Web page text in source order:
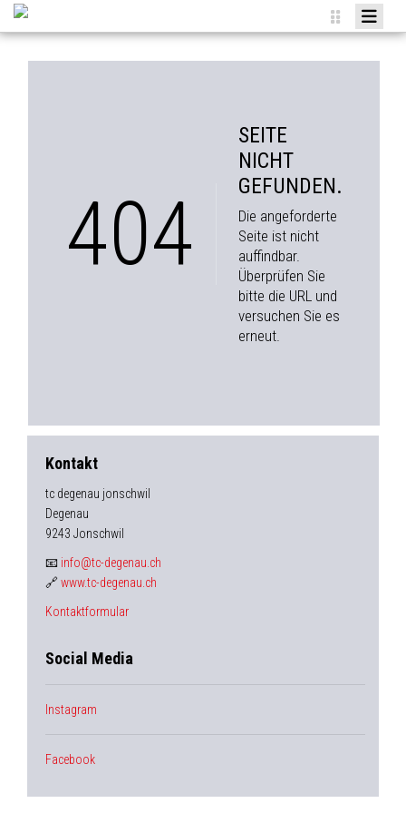
SPONSOREN
MITGLIED WERDEN
404
SEITE
NICHT
GEFUNDEN.
Die angeforderte
Seite ist nicht
auffindbar.
Überprüfen Sie
bitte die URL und
versuchen Sie es
erneut.
Kontakt
tc degenau jonschwil
Degenau
9243 Jonschwil
📧 info@tc-degenau.ch
🔗www.tc-degenau.ch
Kontaktformular
Social Media
Instagram
Facebook